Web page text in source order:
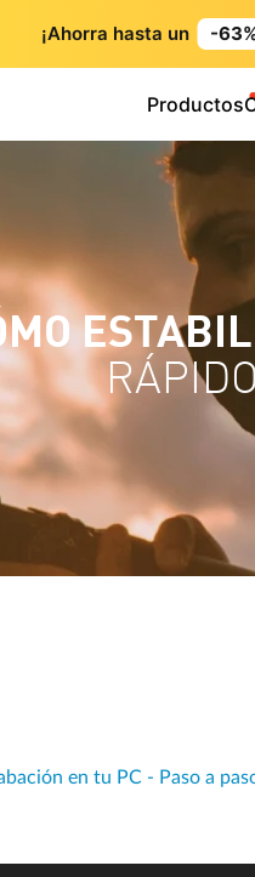
¡Ahorra hasta un -
Productos
en tu PC - Paso a